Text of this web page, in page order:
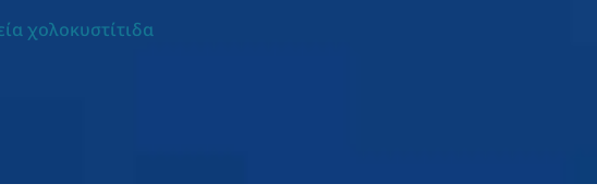
χολοκυστίτιδα